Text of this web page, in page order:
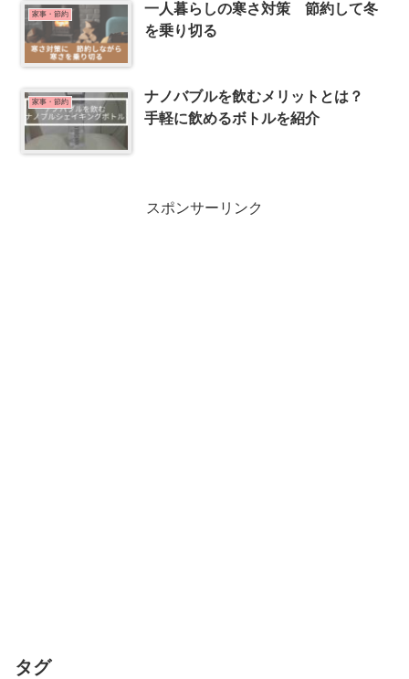
家事・節約
一人暮らしの寒さ対策 節約して冬
を乗り切る
家事・節約
ナノバブルを飲むメリットとは？
手軽に飲めるボトルを紹介
スポンサーリンク
タグ